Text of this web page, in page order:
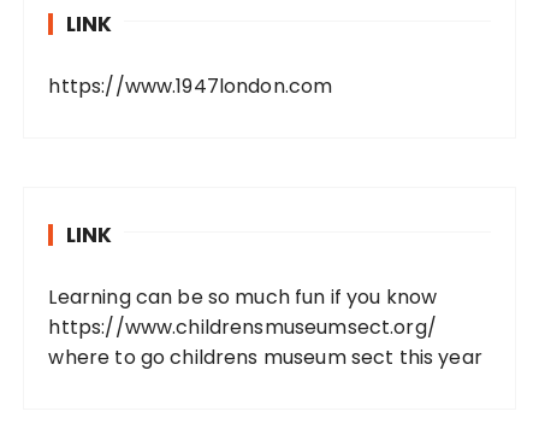
LINK
https://www.1947london.com
LINK
Learning can be so much fun if you know
https://www.childrensmuseumsect.org/
where to go childrens museum sect this year